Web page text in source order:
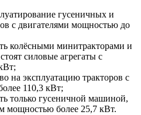
гусеничных и
с двигателями мощностью до
колёсными минитракторами и
силовые агрегаты с
на эксплуатацию тракторов с
110,3 кВт;
только гусеничной машиной,
мощностью более 25,7 кВт.